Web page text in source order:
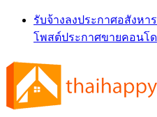
Skip
content
รับจ้างลงประกาศอสังห
โพสต์ประกาศขายคอนโด